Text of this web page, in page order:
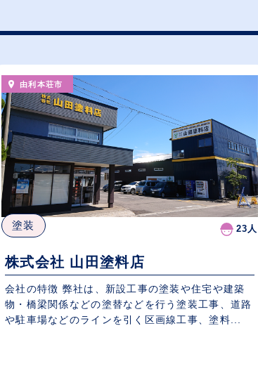
由利本荘市
塗装 23人
株式会社 山田塗料店
会社の特徴 弊社は、新設工事の塗装や住宅や建築
物・橋梁関係などの塗替などを行う塗装工事、道路
や駐車場などのラインを引く区画線工事、塗料...